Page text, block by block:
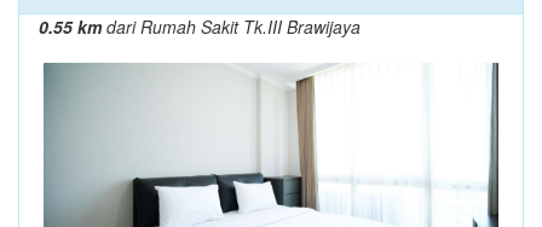
0.55 kmdari Rumah Sakit Tk.III Brawijaya